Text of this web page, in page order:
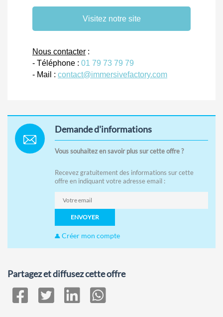
Visitez notre site
Nous contacter :
- Téléphone : 01 79 73 79 79
- Mail : contact@immersivefactory.com
Demande d'informations
Vous souhaitez en savoir plus sur cette offre ?
Recevez gratuitement des informations sur cette
offre en indiquant votre adresse email :
ENVOYER
Créer mon compte
Partagez et diffusez cette offre